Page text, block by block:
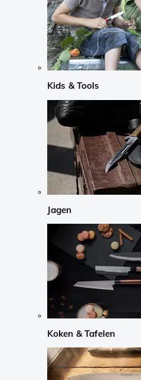
Kids & Tools
Jagen
Koken & Tafelen